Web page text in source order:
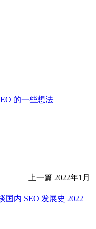
的一些想法
上一篇 2022年1月
国内 SEO 发展史 2022